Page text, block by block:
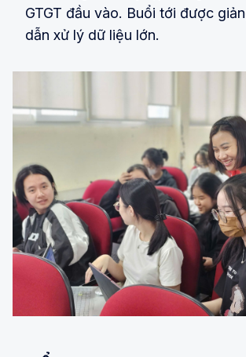
GTGT đầu vào. Buổi tới được
dẫn xử lý dữ liệu lớn.